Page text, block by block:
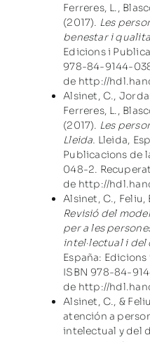
Ferreres, L.,
(2017). Les
benestar i
Edicions i
978-84-9144-
de http://
Alsinet, C.,
Ferreres, L.,
(2017). Les
Lleida. Lleida,
Publicacions de
048-2. Recuperat
de http://
Alsinet, C., Feliu,
Revisió del
per a les
intel·lectual i
España:
ISBN 978-84-
de http://
Alsinet, C., &
atención a
intelectual y del